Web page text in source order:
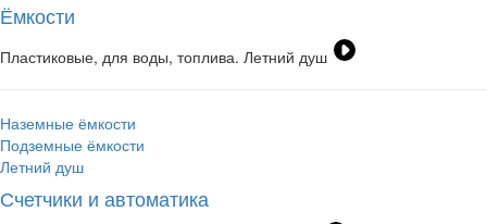
Ёмкости
Пластиковые, для воды, топлива. Летний душ
Наземные ёмкости
Подземные ёмкости
Летний душ
Счетчики и автоматика